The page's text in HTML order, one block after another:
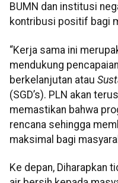
BUMN dan institusi
kontribusi positif bagi
“Kerja sama ini
mendukung
berkelanjutan atau
(SGD’s). PLN akan
memastikan bahwa
rencana sehingga
maksimal bagi
Ke depan, Diharapkan